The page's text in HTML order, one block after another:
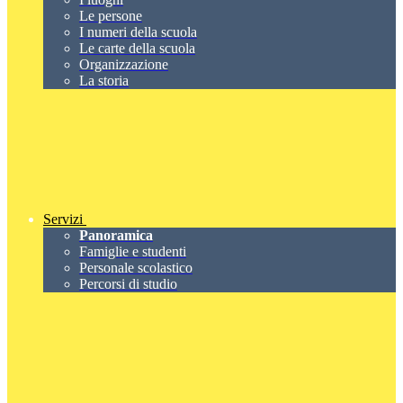
Le persone
I numeri della scuola
Le carte della scuola
Organizzazione
La storia
Servizi
Panoramica
Famiglie e studenti
Personale scolastico
Percorsi di studio